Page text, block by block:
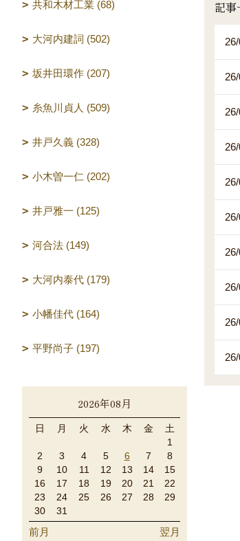
記事
共和木材工業 (68)
大河内建詞 (502)
坂井田環作 (207)
糸魚川貞人 (509)
井戸久義 (328)
小木曽一仁 (202)
井戸雅一 (125)
河合法 (149)
大河内泰代 (179)
小幡佳代 (164)
平野尚子 (197)
2026年08月
日 月 火 水 木 金
土
1
2
3 4 5 6 7
8
9
10 11 12 13 14
15
16
17 18 19 20 21
22
23
24 25 26 27 28
29
30
31
前月 翌月